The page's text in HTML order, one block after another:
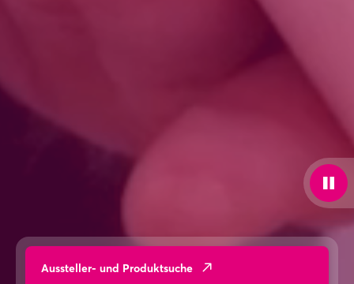
Aussteller- und Produktsuche